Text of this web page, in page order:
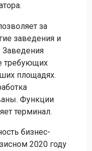
за
заведения и
Заведения
требующих
площадях.
Функции
терминал.
бизнес-
2020 году